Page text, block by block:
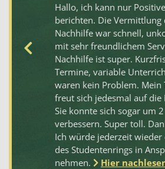
Hallo, ich kann nur
berichten. Die Vermittlung
Nachhilfe war schnell,
mit sehr freundlichem
Nachhilfe ist super.
Termine, variable
waren kein Problem. Mein
freut sich jedesmal auf die
Sie konnte sich sogar um
verbessern. Super toll.
Ich würde jederzeit wieder
des Studentenrings in
nehmen.
Hier